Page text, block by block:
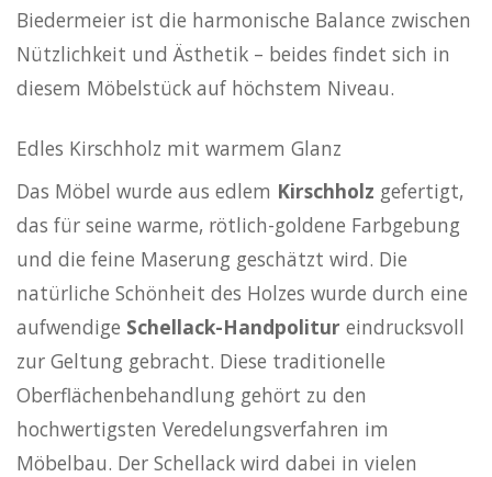
Biedermeier ist die harmonische Balance zwischen
Nützlichkeit und Ästhetik – beides findet sich in
diesem Möbelstück auf höchstem Niveau.
Edles Kirschholz mit warmem Glanz
Das Möbel wurde aus edlem Kirschholz gefertigt,
das für seine warme, rötlich-goldene Farbgebung
und die feine Maserung geschätzt wird. Die
natürliche Schönheit des Holzes wurde durch eine
aufwendige Schellack-Handpolitur eindrucksvoll
zur Geltung gebracht. Diese traditionelle
Oberflächenbehandlung gehört zu den
hochwertigsten Veredelungsverfahren im
Möbelbau. Der Schellack wird dabei in vielen